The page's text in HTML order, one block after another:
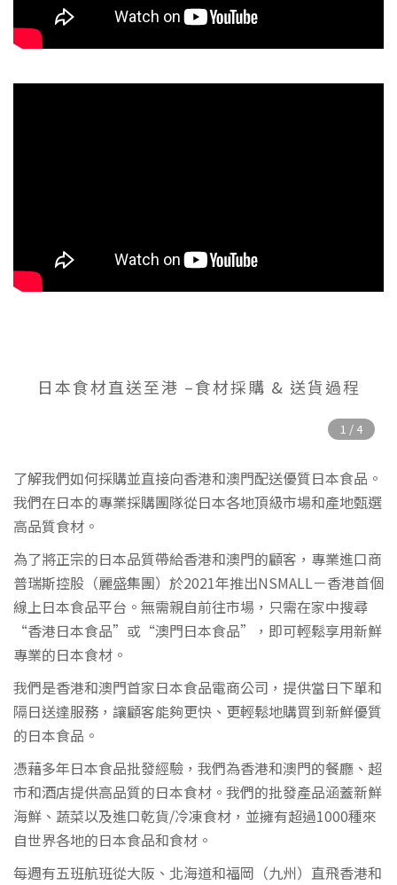
日本食材直送至港 –食材採購 & 送貨過程
了解我們如何採購並直接向香港和澳門配送優質日本食品。
我們在日本的專業採購團隊從日本各地頂級市場和產地甄選
高品質食材。
為了將正宗的日本品質帶給香港和澳門的顧客，專業進口商
普瑞斯控股（麗盛集團）於2021年推出NSMALL－香港首個
線上日本食品平台。無需親自前往市場，只需在家中搜尋
“香港日本食品”或“澳門日本食品”，即可輕鬆享用新鮮
專業的日本食材。
我們是香港和澳門首家日本食品電商公司，提供當日下單和
隔日送達服務，讓顧客能夠更快、更輕鬆地購買到新鮮優質
的日本食品。
憑藉多年日本食品批發經驗，我們為香港和澳門的餐廳、超
市和酒店提供高品質的日本食材。我們的批發產品涵蓋新鮮
海鮮、蔬菜以及進口乾貨/冷凍食材，並擁有超過1000種來
自世界各地的日本食品和食材。
每週有五班航班從大阪、北海道和福岡（九州）直飛香港和